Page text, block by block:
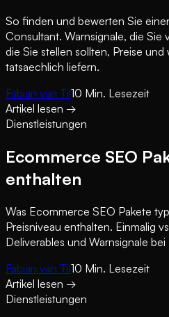
So finden und bewerten Sie
Consultant. Warnsignale, die Sie
die Sie stellen sollten, Preise
tatsaechlich liefern.
Fabian van Til10 Min. Lesezeit
Artikel lesen →
Dienstleistungen
Ecommerce SEO
enthalten
Was Ecommerce SEO Pakete
Preisniveau enthalten. Einmalig
Deliverables und Warnsignale
Fabian van Til10 Min. Lesezeit
Artikel lesen →
Dienstleistungen